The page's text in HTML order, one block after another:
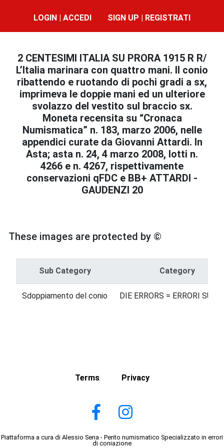
LOGIN | ACCEDI SIGN UP | REGISTRATI
2 CENTESIMI ITALIA SU PRORA 1915 R R/
L’Italia marinara con quattro mani. Il conio
ribattendo e ruotando di pochi gradi a sx,
imprimeva le doppie mani ed un ulteriore
svolazzo del vestito sul braccio sx.
Moneta recensita su “Cronaca
Numismatica” n. 183, marzo 2006, nelle
appendici curate da Giovanni Attardi. In
Asta; asta n. 24, 4 marzo 2008, lotti n.
4266 e n. 4267, rispettivamente
conservazioni qFDC e BB+ ATTARDI -
GAUDENZI 20
These images are protected by ©
Sub Category Category
Sdoppiamento del conio DIE ERRORS = ERRORI SUI
Terms Privacy
Piattaforma a cura di Alessio Sena - Perito numismatico Specializzato in errori
di coniazione